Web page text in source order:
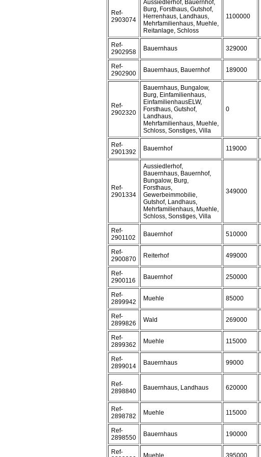
Ref-
2903074
Aussiedlerhof, Bauernhof,
Burg, Forsthaus, Gutshof,
Herrenhaus, Landhaus,
Mehrfamilienhaus, Muehle,
Reitanlage, Schloss
1100000
Ref-
2902958
Bauernhaus 329000
Ref-
2902900
Bauernhaus, Bauernhof 189000
Ref-
2902320
Bauernhaus, Bungalow,
Burg, Einfamilienhaus,
EinfamilienhausELW,
Forsthaus, Gutshof,
Landhaus,
Mehrfamilienhaus, Muehle,
Schloss, Sonstiges, Villa
0
Ref-
2901392
Bauernhof 119000
Ref-
2901334
Aussiedlerhof,
Bauernhaus, Bauernhof,
Bungalow, Burg,
Forsthaus,
Gewerbeimmobilie,
Gutshof, Landhaus,
Mehrfamilienhaus, Muehle,
Schloss, Sonstiges, Villa
349000
Ref-
2901102
Bauernhof 510000
Ref-
2900870
Reiterhof 499000
Ref-
2900116
Bauernhof 250000
Ref-
2899942
Muehle 85000
Ref-
2899826
Wald 269000
Ref-
2899362
Muehle 115000
Ref-
2899014
Bauernhaus 99000
Ref-
2898840
Bauernhaus, Landhaus 620000
Ref-
2898782
Muehle 115000
Ref-
2898550
Bauernhaus 190000
Ref-
Muehle 395000